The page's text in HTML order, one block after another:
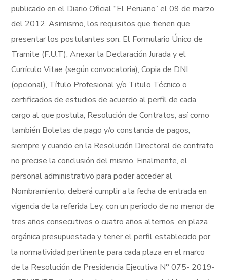
publicado en el Diario Oficial “El Peruano” el 09 de marzo
del 2012. Asimismo, los requisitos que tienen que
presentar los postulantes son: El Formulario Único de
Tramite (F.U.T), Anexar la Declaración Jurada y el
Currículo Vitae (según convocatoria), Copia de DNI
(opcional), Título Profesional y/o Titulo Técnico o
certificados de estudios de acuerdo al perfil de cada
cargo al que postula, Resolución de Contratos, así como
también Boletas de pago y/o constancia de pagos,
siempre y cuando en la Resolución Directoral de contrato
no precise la conclusión del mismo. Finalmente, el
personal administrativo para poder acceder al
Nombramiento, deberá cumplir a la fecha de entrada en
vigencia de la referida Ley, con un periodo de no menor de
tres años consecutivos o cuatro años alternos, en plaza
orgánica presupuestada y tener el perfil establecido por
la normatividad pertinente para cada plaza en el marco
de la Resolución de Presidencia Ejecutiva N° 075- 2019-